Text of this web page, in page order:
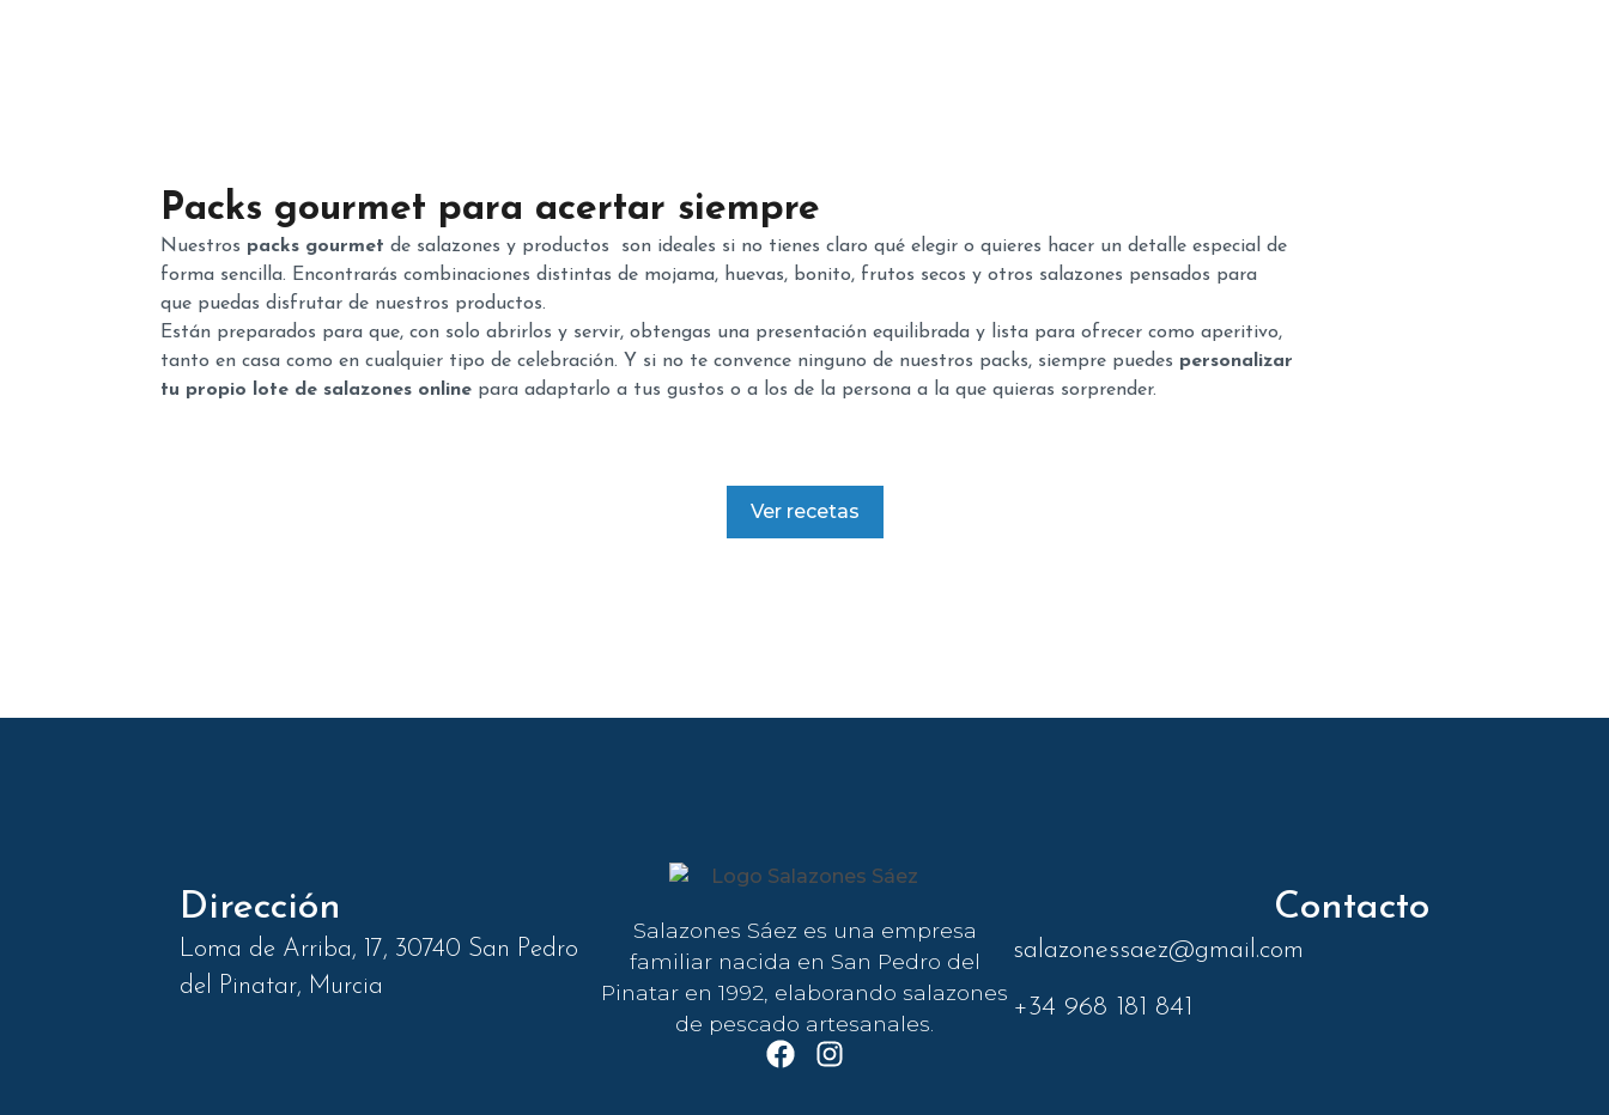
Packs gourmet para acertar siempre
Nuestros packs gourmetde salazones y productos
son ideales si no tienes claro qué elegir o quieres hacer un detalle especial de
forma sencilla. Encontrarás combinaciones distintas de mojama, huevas, bonito, frutos secos y otros salazones pensados para
que puedas disfrutar de nuestros productos.
Están preparados para que, con solo abrirlos y servir, obtengas una presentación equilibrada y lista para ofrecer como aperitivo,
tanto en casa como en cualquier tipo de celebración. Y si no te convence ninguno de nuestros packs, siempre puedes personalizar
tu propio lote de salazones online para adaptarlo a tus gustos o a los de la persona a la que quieras sorprender.
Ver recetas
Dirección
Loma de Arriba, 17, 30740 San Pedro
del Pinatar, Murcia
Salazones Sáez es una empresa
familiar nacida en San Pedro del
Pinatar en 1992, elaborando salazones
de pescado artesanales.
Contacto
salazonessaez@gmail.com
+34 968 181 841